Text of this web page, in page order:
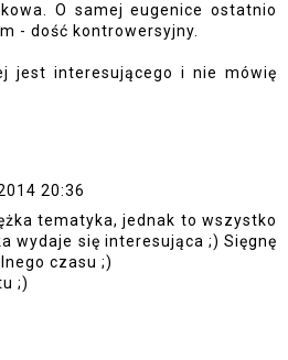
O samej eugenice ostatnio
- dość kontrowersyjny.
jest interesującego i nie mówię
20:36
tematyka, jednak to wszystko
wydaje się interesująca ;) Sięgnę
czasu ;)
;)